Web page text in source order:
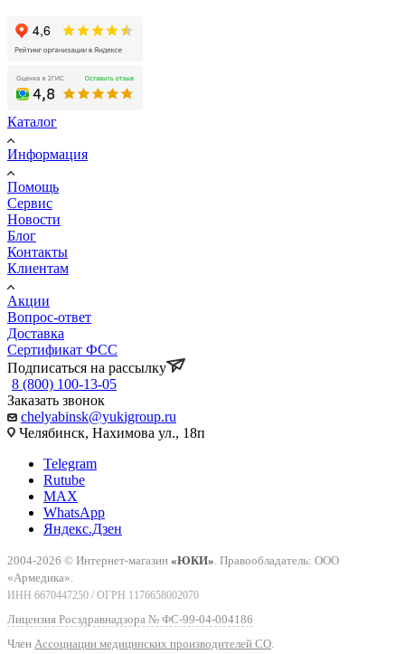
Каталог
Информация
Помощь
Сервис
Новости
Блог
Контакты
Клиентам
Акции
Вопрос-ответ
Доставка
Сертификат ФСС
Подписаться на рассылку
8 (800) 100-13-05
Заказать звонок
chelyabinsk@yukigroup.ru
Челябинск, Нахимова ул., 18п
Telegram
Rutube
MAX
WhatsApp
Яндекс.Дзен
2004-2026 © Интернет-магазин «ЮКИ» . Правообладатель: ООО
«Армедика».
ИНН 6670447250 / ОГРН 1176658002070
Лицензия Росздравнадзора № ФС-99-04-004186
Член Ассоциации медицинских производителей СО